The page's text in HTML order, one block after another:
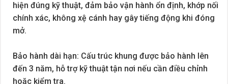
hiện đúng kỹ thuật, đảm bảo vận hành ổn định, khớp nối
chính xác, không xệ cánh hay gây tiếng động khi đóng
mở.
Bảo hành dài hạn: Cấu trúc khung được bảo hành lên
đến 3 năm, hỗ trợ kỹ thuật tận nơi nếu cần điều chỉnh
hoặc kiểm tra.